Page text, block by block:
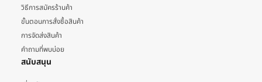
วิธีการสมัครร้านค้า
ขั้นตอนการสั่งซื้อสินค้า
การจัดส่งสินค้า
คำถามที่พบบ่อย
สนับสนุน